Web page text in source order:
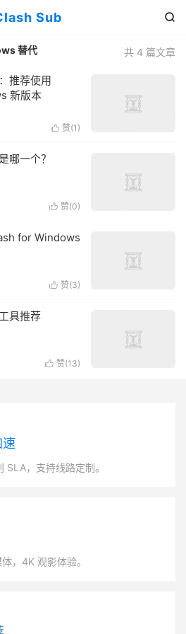
Sub 
共 4 篇文章
替代
推荐使用
新版本
 赞(1 )
哪一个？
 赞(0)
for Windows
 赞(3)
具推荐
 赞(13)
，支持线路定制。
，4K 观影体验。